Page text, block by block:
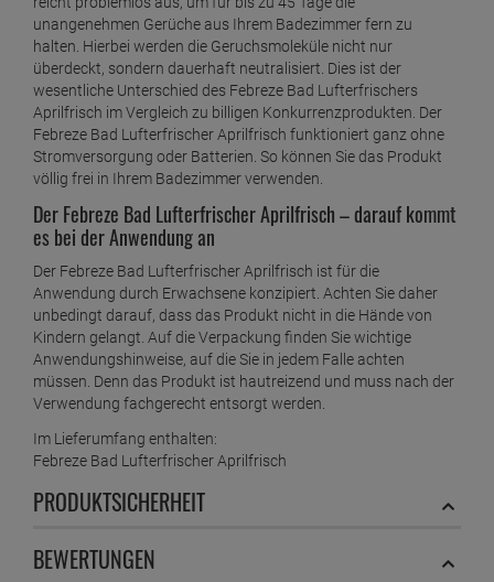
unangenehmen Gerüche aus Ihrem Badezimmer fern zu
halten. Hierbei werden die Geruchsmoleküle nicht nur
überdeckt, sondern dauerhaft neutralisiert. Dies ist der
wesentliche Unterschied des Febreze Bad Lufterfrischers
Aprilfrisch im Vergleich zu billigen Konkurrenzprodukten. Der
Febreze Bad Lufterfrischer Aprilfrisch funktioniert ganz ohne
Stromversorgung oder Batterien. So können Sie das Produkt
völlig frei in Ihrem Badezimmer verwenden.
Der Febreze Bad Lufterfrischer Aprilfrisch – darauf kommt
es bei der Anwendung an
Der Febreze Bad Lufterfrischer Aprilfrisch ist für die
Anwendung durch Erwachsene konzipiert. Achten Sie daher
unbedingt darauf, dass das Produkt nicht in die Hände von
Kindern gelangt. Auf die Verpackung finden Sie wichtige
Anwendungshinweise, auf die Sie in jedem Falle achten
müssen. Denn das Produkt ist hautreizend und muss nach der
Verwendung fachgerecht entsorgt werden.
Im Lieferumfang enthalten:
Febreze Bad Lufterfrischer Aprilfrisch
PRODUKTSICHERHEIT
BEWERTUNGEN